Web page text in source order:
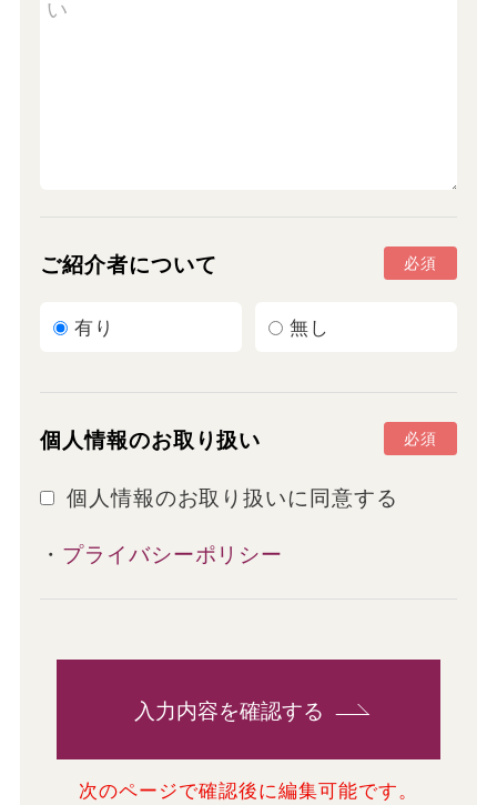
ご紹介者について 必須
有り 無し
個人情報のお取り扱い 必須
個人情報のお取り扱いに同意する
・ プライバシーポリシー
入力内容を確認する
次のページで確認後に編集可能です。